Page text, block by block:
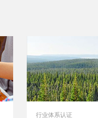
行业体系认证